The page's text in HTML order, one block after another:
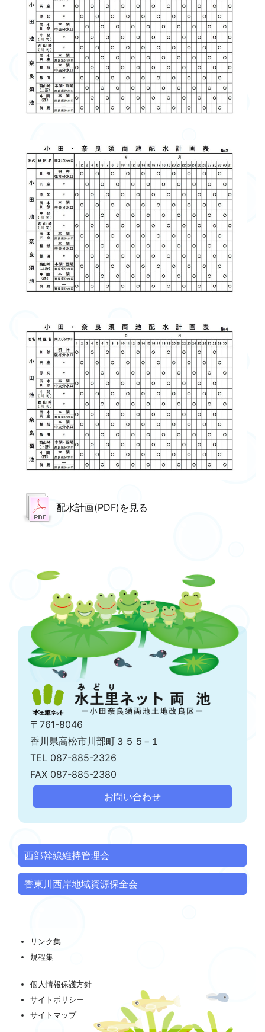
配水計画(PDF)を見る
〒761-8046
香川県高松市川部町３５５−１
TEL 087-885-2326
FAX 087-885-2380
お問い合わせ
西部幹線維持管理会
香東川西岸地域資源保全会
リンク集
規程集
個人情報保護方針
サイトポリシー
サイトマップ